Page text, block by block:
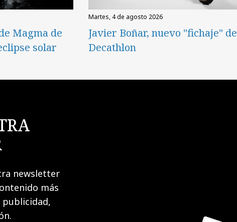
Magma de
solar
martes, 4 de agosto 2026
Javier Boñar, nuevo "fichaje" de
Decathlon
newsletter
más